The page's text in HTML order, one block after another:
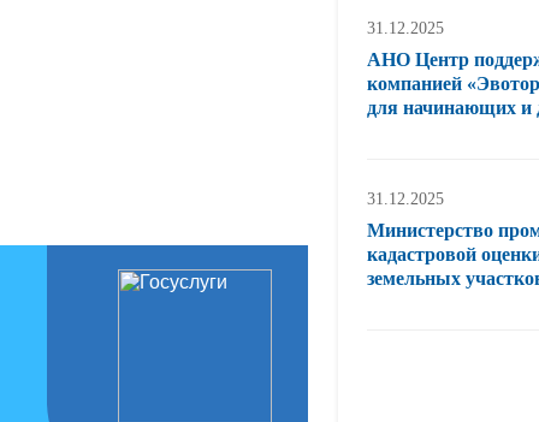
31.12.2025
АНО Центр
компанией
для начинающих и
31.12.2025
Министерство
кадастровой
земельных